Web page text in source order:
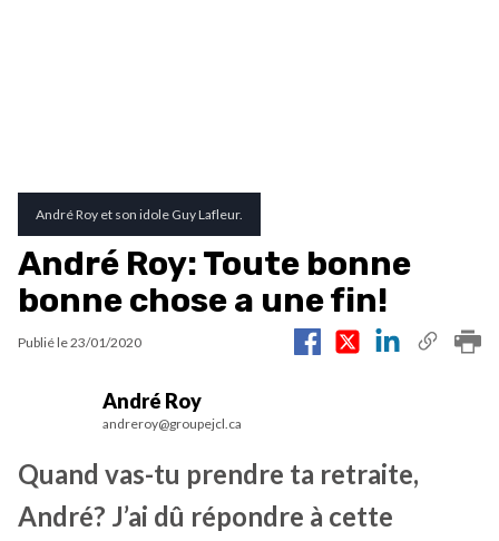
André Roy et son idole Guy Lafleur.
André Roy: Toute bonne
bonne chose a une fin!
Publié le23/01/2020
André Roy
andreroy@groupejcl.ca
Quand vas-tu prendre ta retraite,
André? J’ai dû répondre à cette